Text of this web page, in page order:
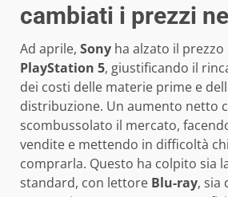
cambiati i prezzi
Ad aprile, Sony ha alzato il
PlayStation 5, giustificando il
dei costi delle materie prime e
distribuzione. Un aumento netto
scombussolato il mercato,
vendite e mettendo in difficoltà
comprarla. Questo ha colpito sia
standard, con lettore Blu-ray, sia